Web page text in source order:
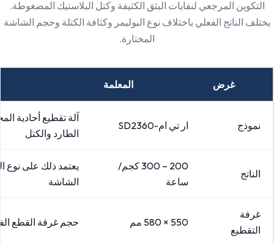
التكوين المرجعي لنفايات البثق الكثيفة وكتل البلاستيك المضغوطة.
يختلف الناتج الفعلي باختلاف نوع البوليمر وكثافة الكتلة وحجم الشاشة
المختارة.
غرض المعلمة
نموذج ار تي ام-SD2360
آلة تقطيع أحادية
الطارد والكتل
الناتج
200 – 300 كجم/
ساعة
يعتمد ذلك على نوع
الشاشة
غرفة
التقطيع
550 × 580 مم حجم غرفة القطع